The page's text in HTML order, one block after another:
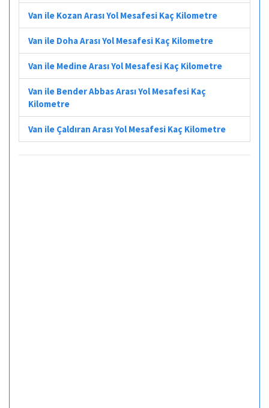
Van ile Kozan Arası Yol Mesafesi Kaç Kilometre
Van ile Doha Arası Yol Mesafesi Kaç Kilometre
Van ile Medine Arası Yol Mesafesi Kaç Kilometre
Van ile Bender Abbas Arası Yol Mesafesi Kaç
Kilometre
Van ile Çaldıran Arası Yol Mesafesi Kaç Kilometre